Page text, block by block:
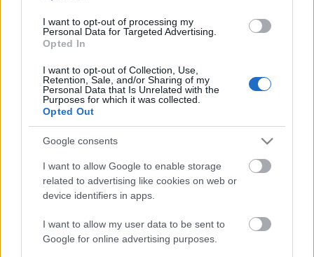
I want to opt-out of processing my
Personal Data for Targeted Advertising.
Opted In
I want to opt-out of Collection, Use,
Retention, Sale, and/or Sharing of my
Personal Data that Is Unrelated with the
Purposes for which it was collected.
Opted Out
Google consents
I want to allow Google to enable storage
related to advertising like cookies on web or
device identifiers in apps.
I want to allow my user data to be sent to
Google for online advertising purposes.
Címkék: hír elektronikus klip dubstep electro
paul mccartney
bloody beetroots